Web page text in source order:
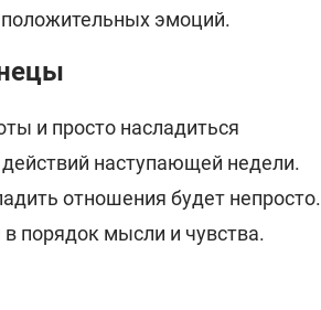
эмоций.
и просто насладиться
наступающей недели.
отношения будет непросто.
порядок мысли и чувства.